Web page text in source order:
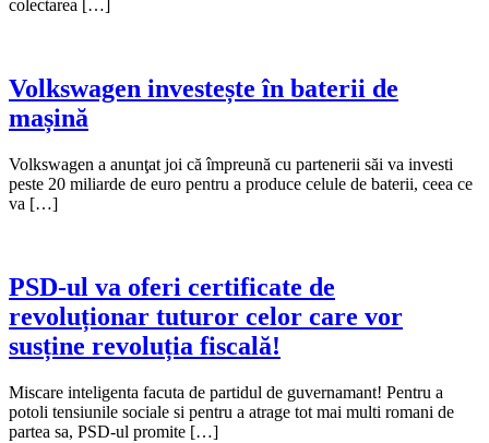
colectarea […]
Volkswagen investește în baterii de
mașină
Volkswagen a anunţat joi că împreună cu partenerii săi va investi
peste 20 miliarde de euro pentru a produce celule de baterii, ceea ce
va […]
PSD-ul va oferi certificate de
revoluționar tuturor celor care vor
susține revoluția fiscală!
Miscare inteligenta facuta de partidul de guvernamant! Pentru a
potoli tensiunile sociale si pentru a atrage tot mai multi romani de
partea sa, PSD-ul promite […]